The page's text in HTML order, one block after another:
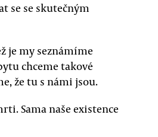
se se skutečným
je my seznámíme
chceme takové
že tu s námi jsou.
Sama naše existence